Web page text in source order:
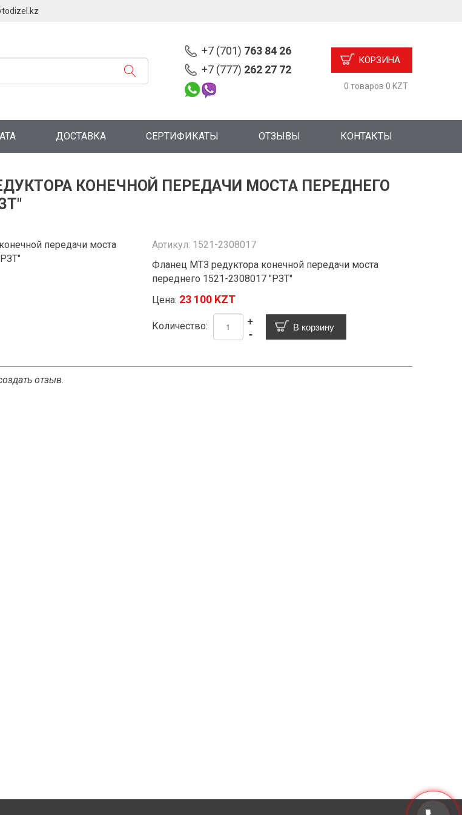
+7 (701) 763 84 26
+7 (777) 262 27 72
КОРЗИНА
0 товаров 0 KZT
ДОСТАВКА СЕРТИФИКАТЫ ОТЗЫВЫ КОНТАКТЫ
КОНЕЧНОЙ ПЕРЕДАЧИ МОСТА ПЕРЕДНЕГО
Артикул: 1521-2308017
Фланец МТЗ редуктора конечной передачи моста
переднего 1521-2308017 "РЗТ"
Цена: 23 100 KZT
Количество: -
+
отзыв.